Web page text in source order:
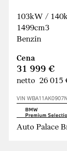
103kW /
1499cm3
Benzín
Cena
31 999 €
netto 26 015
VIN
Auto Palace